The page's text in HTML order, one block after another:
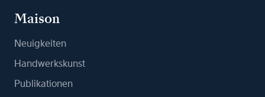
Maison
Neuigkeiten
Handwerkskunst
Publikationen